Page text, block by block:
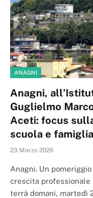
ANAGNI
Anagni,
Guglielmo
Aceti: focus
scuola e famiglia
23 Marzo 2026
Anagni. Un
crescita professionale
terrà domani, martedì